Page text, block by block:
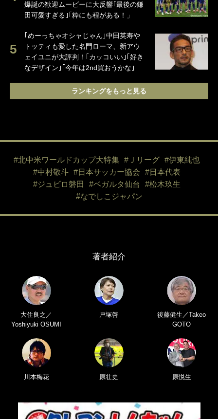
爆誕の歓迎ムービーに大反響｢最後の鎌
田可愛すぎる｣｢粋にも程がある！」
｢めーっちゃオシャじゃん｣中田英寿や
トッティも愛した名門ローマ、新アウ
ェイユニが大評判！｢カッコいい｣｢好き
なデザイン｣｢今年は2nd買おうかな｣
ランキングをもっと見る
#北中米ワールドカップ大特集 #Ｊリーグ
#伊東純也
#中村敬斗
#日本サッカー協会
#日本代表
#ジュビロ磐田
#ベガルタ仙台
#松木玖生
#なでしこジャパン
著者紹介
大住良之／
Yoshiyuki OSUMI
戸塚啓
後藤健生／Takeo
GOTO
川本梅花 原壮史 原悦生